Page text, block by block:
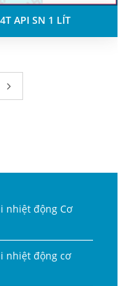
API SN 1 LÍT
nhiệt động Cơ
nhiệt động cơ